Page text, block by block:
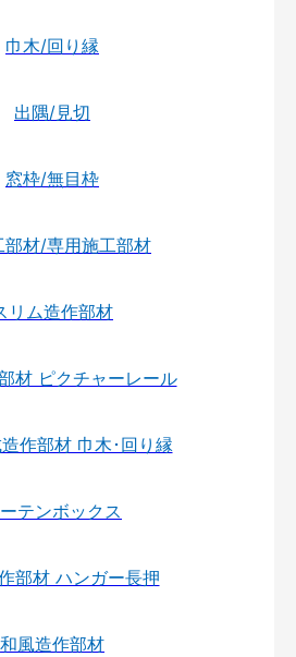
巾木/回り縁
出隅/見切
窓枠/無目枠
部材/専用施工部材
リム造作部材
材 ピクチャーレール
作部材 巾木･回り縁
テンボックス
部材 ハンガー長押
和風造作部材